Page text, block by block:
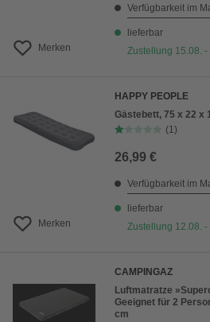
Merken
Verfügbarkeit im
lieferbar
Zustellung 15.08. -
Merken
HAPPY PEOPLE
Gästebett, 75 x 22 x
(1)
26,99 €
Verfügbarkeit im
lieferbar
Zustellung 12.08. -
CAMPINGAZ
Luftmatratze
Geeignet für 2
cm